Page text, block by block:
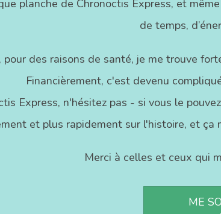
planche de Chronoctis Express, et
de temps,
pour des raisons de santé, je me trouve
Financièrement, c'est devenu
Express, n'hésitez pas - si vous le
et plus rapidement sur l'histoire, et ça
Merci à celles et ceux qui
ME